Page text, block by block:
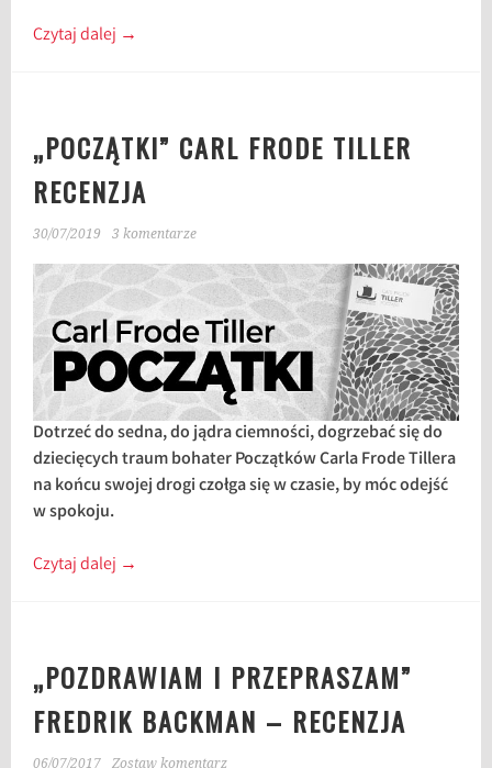
Czytaj dalej →
„POCZĄTKI” CARL FRODE TILLER
RECENZJA
30/07/2019 3 komentarze
Dotrzeć do sedna, do jądra ciemności, dogrzebać się do
dziecięcych traum bohater Początków Carla Frode Tillera
na końcu swojej drogi czołga się w czasie, by móc odejść
w spokoju.
Czytaj dalej →
„POZDRAWIAM I PRZEPRASZAM”
FREDRIK BACKMAN – RECENZJA
06/07/2017 Zostaw komentarz